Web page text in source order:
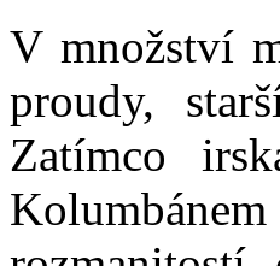
V množství
proudy,
Zatímco